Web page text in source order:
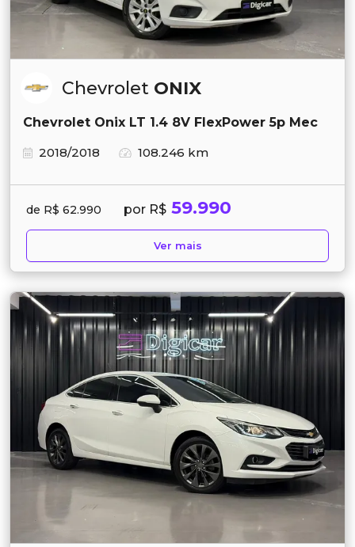
Chevrolet ONIX
Chevrolet Onix LT 1.4 8V FlexPower 5p Mec
2018/2018
108.246 km
de R$ 62.990 por R$ 59.990
Ver mais